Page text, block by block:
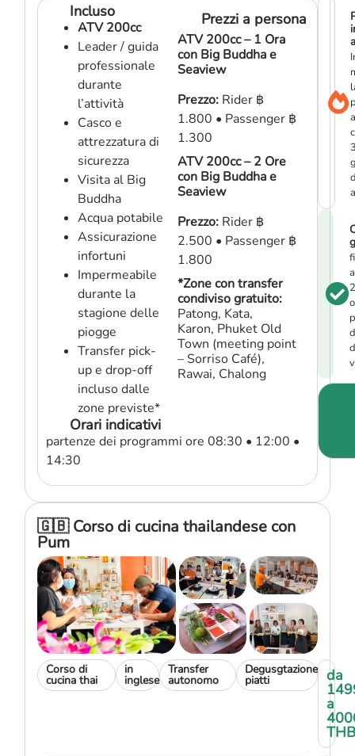
Incluso
ATV 200cc
Leader / guida
professionale
durante
l’attività
Casco e
attrezzatura di
sicurezza
Visita al Big
Buddha
Acqua potabile
Assicurazione
infortuni
Impermeabile
durante la
stagione delle
piogge
Transfer pick-
up e drop-off
incluso dalle
zone previste*
Prezzi a persona
ATV 200cc – 1 Ora
con Big Buddha e
Seaview
Prezzo: Rider ฿
1.800 • Passenger ฿
1.300
ATV 200cc – 2 Ore
con Big Buddha e
Seaview
Prezzo: Rider ฿
2.500 • Passenger ฿
1.800
*Zone con transfer
condiviso gratuito:
Patong, Kata,
Karon, Phuket Old
Town (meeting point
– Sorriso Café),
Rawai, Chalong
Orari indicativi
partenze dei programmi ore 08:30 • 12:00 •
14:30
a
🇬🇧 Corso di cucina thailandese con
Pum
Corso di
cucina thai
in
inglese
Transfer
autonomo
Degusgtazione
piatti da
a
THB